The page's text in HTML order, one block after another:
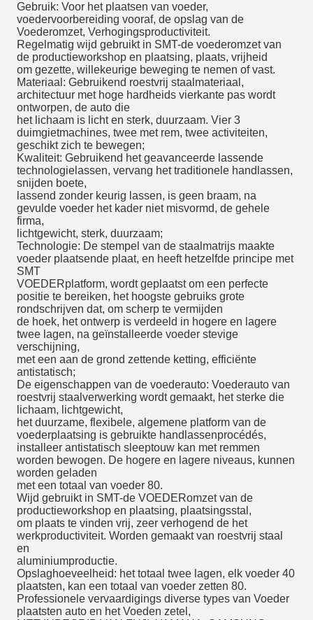
Gebruik: Voor het plaatsen van voeder,
voedervoorbereiding vooraf, de opslag van de
Voederomzet, Verhogingsproductiviteit.
Regelmatig wijd gebruikt in SMT-de voederomzet van
de productieworkshop en plaatsing, plaats, vrijheid
om gezette, willekeurige beweging te nemen of vast.
Materiaal: Gebruikend roestvrij staalmateriaal,
architectuur met hoge hardheids vierkante pas wordt
ontworpen, de auto die
het lichaam is licht en sterk, duurzaam. Vier 3
duimgietmachines, twee met rem, twee activiteiten,
geschikt zich te bewegen;
Kwaliteit: Gebruikend het geavanceerde lassende
technologielassen, vervang het traditionele handlassen,
snijden boete,
lassend zonder keurig lassen, is geen braam, na
gevulde voeder het kader niet misvormd, de gehele
firma,
lichtgewicht, sterk, duurzaam;
Technologie: De stempel van de staalmatrijs maakte
voeder plaatsende plaat, en heeft hetzelfde principe met
SMT
VOEDERplatform, wordt geplaatst om een perfecte
positie te bereiken, het hoogste gebruiks grote
rondschrijven dat, om scherp te vermijden
de hoek, het ontwerp is verdeeld in hogere en lagere
twee lagen, na geïnstalleerde voeder stevige
verschijning,
met een aan de grond zettende ketting, efficiënte
antistatisch;
De eigenschappen van de voederauto: Voederauto van
roestvrij staalverwerking wordt gemaakt, het sterke die
lichaam, lichtgewicht,
het duurzame, flexibele, algemene platform van de
voederplaatsing is gebruikte handlassenprocédés,
installeer antistatisch sleeptouw kan met remmen
worden bewogen. De hogere en lagere niveaus, kunnen
worden geladen
met een totaal van voeder 80.
Wijd gebruikt in SMT-de VOEDERomzet van de
productieworkshop en plaatsing, plaatsingsstal,
om plaats te vinden vrij, zeer verhogend de het
werkproductiviteit. Worden gemaakt van roestvrij staal
en
aluminiumproductie.
Opslaghoeveelheid: het totaal twee lagen, elk voeder 40
plaatsten, kan een totaal van voeder zetten 80.
Professionele vervaardigings diverse types van Voeder
plaatsten auto en het Voeden zetel,